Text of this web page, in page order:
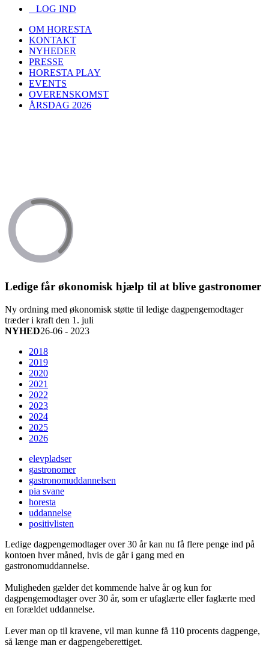
LOG IND
OM HORESTA
KONTAKT
NYHEDER
PRESSE
HORESTA PLAY
EVENTS
OVERENSKOMST
ÅRSDAG 2026
Ledige får økonomisk hjælp til at blive gastronomer
Ny ordning med økonomisk støtte til ledige dagpengemodtager
træder i kraft den 1. juli
NYHED26-06 - 2023
2018
2019
2020
2021
2022
2023
2024
2025
2026
elevpladser
gastronomer
gastronomuddannelsen
pia svane
horesta
uddannelse
positivlisten
Ledige dagpengemodtager over 30 år kan nu få flere penge ind på
kontoen hver måned, hvis de går i gang med en
gastronomuddannelse.
Muligheden gælder det kommende halve år og kun for
dagpengemodtager over 30 år, som er ufaglærte eller faglærte med
en forældet uddannelse.
Lever man op til kravene, vil man kunne få 110 procents dagpenge,
så længe man er dagpengeberettiget.